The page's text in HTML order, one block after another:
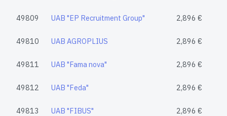
49809 UAB "EP Recruitment Group" 2,896 €
49810 UAB AGROPLIUS 2,896 €
49811 UAB "Fama nova" 2,896 €
49812 UAB "Feda" 2,896 €
49813 UAB "FIBUS" 2,896 €